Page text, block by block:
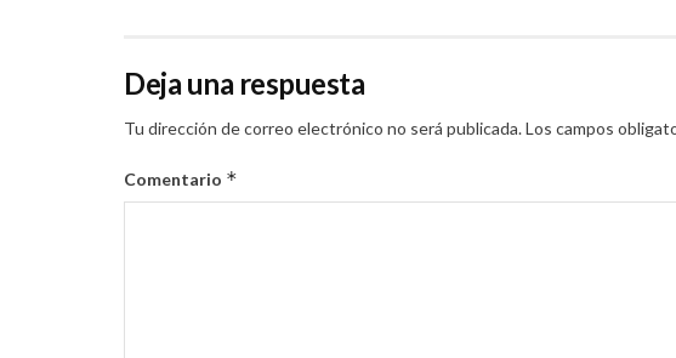
Deja una respuesta
Tu dirección de correo electrónico no será publicada.Los campos
Comentario *